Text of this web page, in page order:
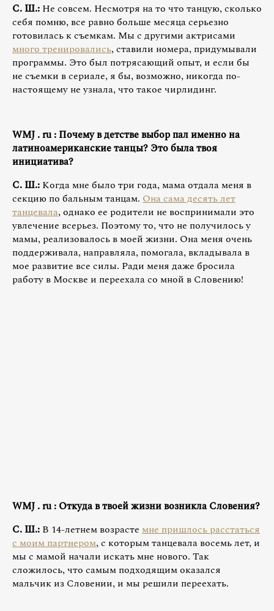
С. Ш.: Не совсем. Несмотря на то что танцую, сколько
себя помню, все равно больше месяца серьезно
готовилась к съемкам. Мы с другими актрисами
много тренировались, ставили номера, придумывали
программы. Это был потрясающий опыт, и если бы
не съемки в сериале, я бы, возможно, никогда по-
настоящему не узнала, что такое чирлидинг.
WMJ .ru : Почему в детстве выбор пал именно на
латиноамериканские танцы? Это была твоя
инициатива?
С. Ш.: Когда мне было три года, мама отдала меня в
секцию по бальным танцам. Она сама десять лет
танцевала, однако ее родители не воспринимали это
увлечение всерьез. Поэтому то, что не получилось у
мамы, реализовалось в моей жизни. Она меня очень
поддерживала, направляла, помогала, вкладывала в
мое развитие все силы. Ради меня даже бросила
работу в Москве и переехала со мной в Словению!
WMJ .ru : Откуда в твоей жизни возникла Словения?
С. Ш.: В 14-летнем возрасте мне пришлось расстаться
с моим партнером, с которым танцевала восемь лет, и
мы с мамой начали искать мне нового. Так
сложилось, что самым подходящим оказался
мальчик из Словении, и мы решили переехать.